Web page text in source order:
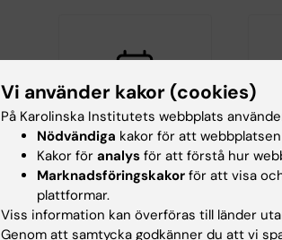
21 aug 2026
Seminarium:
"Combining
AlphaFold with
SAXS for partially or
27
Vi använder kakor (cookies)
På Karolinska Institutets webbplats
Nödvändiga kakor för att
Kakor för analys för att förstå hur
Marknadsföringskakor för att visa
plattformar.
Viss information kan överföras till länder
Genom att samtycka godkänner du att vi